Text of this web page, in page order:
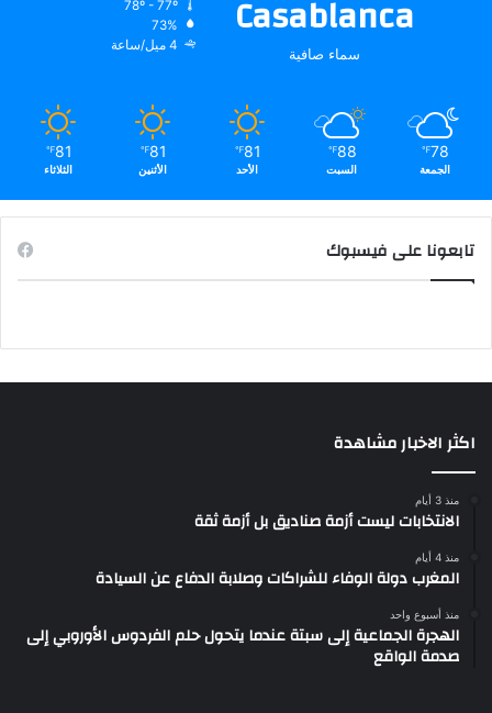
Casablanca
سماء صافية
73%
4 ميل/ساعة
78
℉
الجمعة
88
℉
السبت
81
℉
الأحد
81
℉
الأثنين
81
℉
الثلاثاء
تابعونا على فيسبوك
اكثر الاخبار مشاهدة
منذ 3 أيام
الانتخابات ليست أزمة صناديق بل أزمة ثقة
منذ 4 أيام
المغرب دولة الوفاء للشراكات وصلابة الدفاع عن السيادة
منذ أسبوع واحد
الهجرة الجماعية إلى سبتة عندما يتحول حلم الفردوس الأوروبي إلى
صدمة الواقع